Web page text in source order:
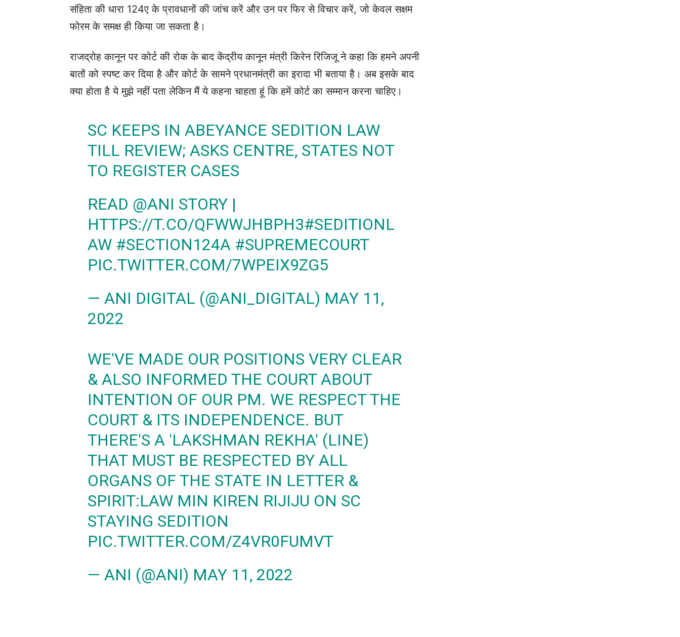
संहिता की धारा 124ए के प्रावधानों की जांच करें और उन पर फिर से विचार करें, जो केवल सक्षम
फोरम के समक्ष ही किया जा सकता है।
राजद्रोह कानून पर कोर्ट की रोक के बाद केंद्रीय कानून मंत्री किरेन रिजिजू ने कहा कि हमने अपनी
बातों को स्पष्ट कर दिया है और कोर्ट के सामने प्रधानमंत्री का इरादा भी बताया है। अब इसके बाद
क्या होता है ये मुझे नहीं पता लेकिन मैं ये कहना चाहता हूं कि हमें कोर्ट का सम्मान करना चाहिए।
SC KEEPS IN ABEYANCE SEDITION LAW
TILL REVIEW; ASKS CENTRE, STATES NOT
TO REGISTER CASES
READ @ANI STORY |
HTTPS://T.CO/QFWWJHBPH3#SEDITIONL
AW #SECTION124A #SUPREMECOURT
PIC.TWITTER.COM/7WPEIX9ZG5
— ANI DIGITAL (@ANI_DIGITAL) MAY 11,
2022
WE'VE MADE OUR POSITIONS VERY CLEAR
& ALSO INFORMED THE COURT ABOUT
INTENTION OF OUR PM. WE RESPECT THE
COURT & ITS INDEPENDENCE. BUT
THERE'S A 'LAKSHMAN REKHA' (LINE)
THAT MUST BE RESPECTED BY ALL
ORGANS OF THE STATE IN LETTER &
SPIRIT:LAW MIN KIREN RIJIJU ON SC
STAYING SEDITION
PIC.TWITTER.COM/Z4VR0FUMVT
— ANI (@ANI) MAY 11, 2022